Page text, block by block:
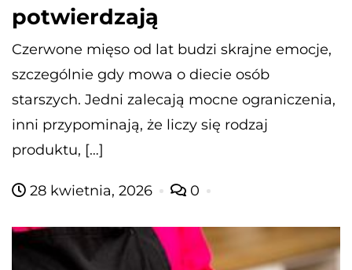
potwierdzają
Czerwone mięso od lat budzi skrajne emocje,
szczególnie gdy mowa o diecie osób
starszych. Jedni zalecają mocne ograniczenia,
inni przypominają, że liczy się rodzaj
produktu, […]
28 kwietnia, 2026 0